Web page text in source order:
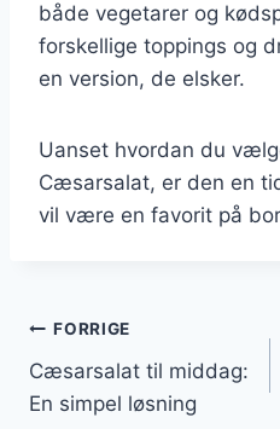
både vegetarer og
forskellige toppings og
en version, de elsker.
Uanset hvordan du
Cæsarsalat, er den en
vil være en favorit på
FORRIGE
Cæsarsalat til middag:
En simpel løsning